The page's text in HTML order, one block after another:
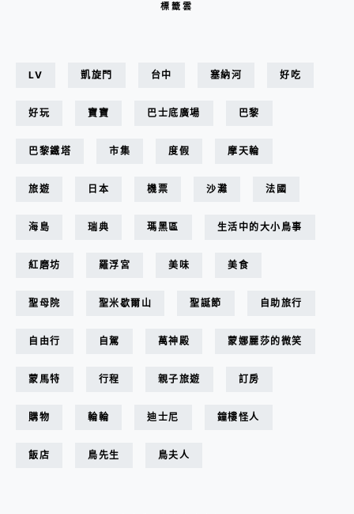
標籤雲
LV 凱旋門 台中 塞納河 好吃
好玩 寶寶 巴士底廣場 巴黎
巴黎鐵塔 市集 度假 摩天輪
旅遊 日本 機票 沙灘 法國
海島 瑞典 瑪黑區 生活中的大小鳥事
紅磨坊 羅浮宮 美味 美食
聖母院 聖米歇爾山 聖誕節 自助旅行
自由行 自駕 萬神殿 蒙娜麗莎的微笑
蒙馬特 行程 親子旅遊 訂房
購物 輪輪 迪士尼 鐘樓怪人
飯店 鳥先生 鳥夫人